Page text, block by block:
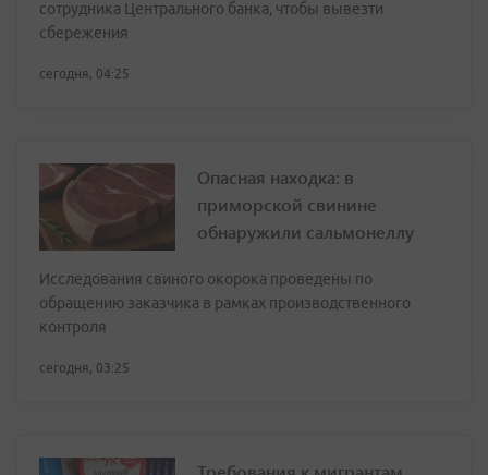
сотрудника Центрального банка, чтобы вывезти
сбережения
сегодня, 04:25
Опасная находка: в
приморской свинине
обнаружили сальмонеллу
Исследования свиного окорока проведены по
обращению заказчика в рамках производственного
контроля
сегодня, 03:25